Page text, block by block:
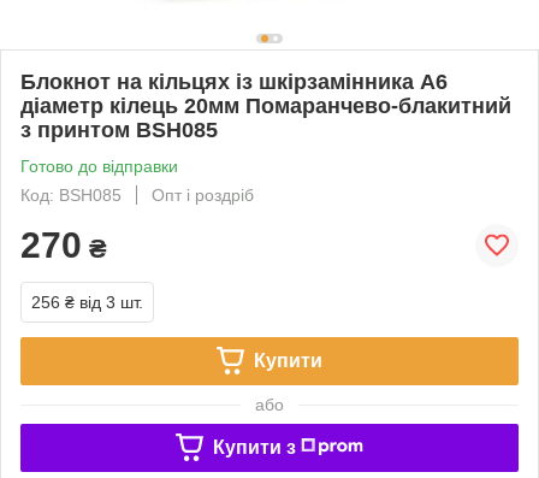
Блокнот на кільцях із шкірзамінника А6
діаметр кілець 20мм Помаранчево-блакитний
з принтом BSH085
Готово до відправки
Код: BSH085
Опт і роздріб
270 ₴
256 ₴ від 3 шт.
Купити
або
Купити з